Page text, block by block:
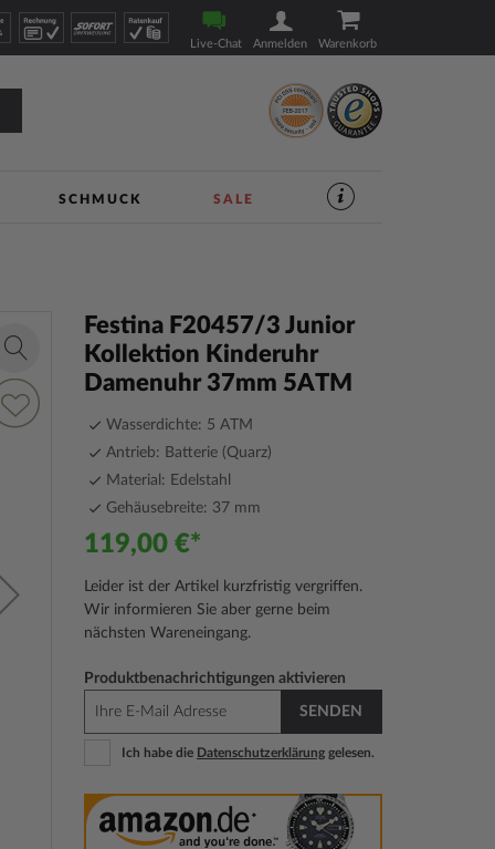
Live-Chat Anmelden Warenkorb
SCHMUCK SALE
SERVICES
Zoom
in
Festina F20457/3 Junior
Kollektion Kinderuhr
Damenuhr 37mm 5ATM
Wasserdichte: 5 ATM
Antrieb: Batterie (Quarz)
Material: Edelstahl
Gehäusebreite: 37 mm
119,00 €
Leider ist der Artikel kurzfristig vergriffen.
Wir informieren Sie aber gerne beim
nächsten Wareneingang.
Produktbenachrichtigungen aktivieren
SENDEN
Ich habe die Datenschutzerklärung gelesen.